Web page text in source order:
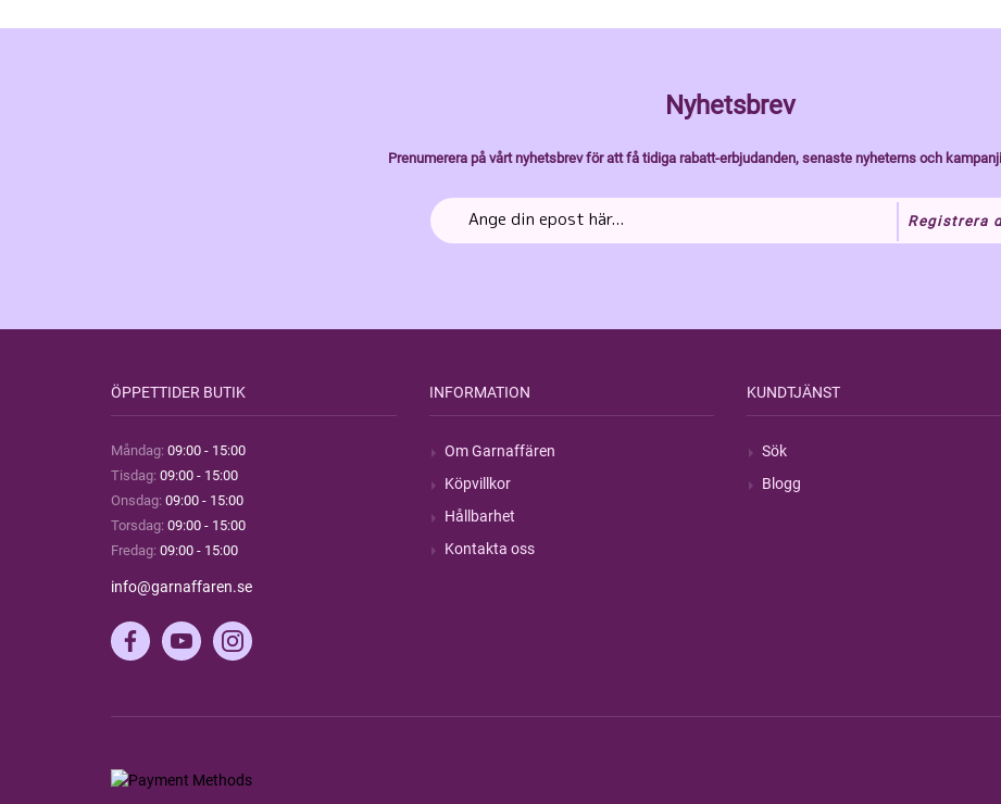
Nyhetsbrev
Prenumerera på vårt nyhetsbrev för att få tidiga rabatt-erbjudanden, senaste nyheterns och
Registrera
ÖPPETTIDER BUTIK
Måndag: 09:00 - 15:00
Tisdag: 09:00 - 15:00
Onsdag: 09:00 - 15:00
Torsdag: 09:00 - 15:00
Fredag: 09:00 - 15:00
info@garnaffaren.se
INFORMATION
Om Garnaffären
Köpvillkor
Hållbarhet
Kontakta oss
KUNDTJÄNST
Sök
Blogg